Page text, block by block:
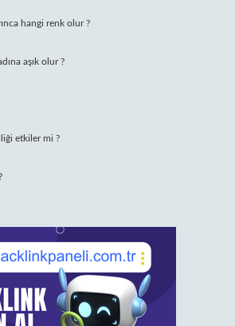
hangi renk olur ?
aşık olur ?
etkiler mi ?